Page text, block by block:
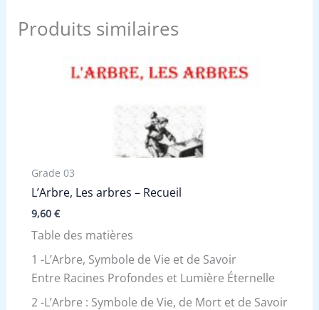
Produits similaires
Grade 03
L’Arbre, Les arbres – Recueil
9,60 €
Table des matières
1 -L’Arbre, Symbole de Vie et de Savoir
Entre Racines Profondes et Lumière Éternelle
2 -L’Arbre : Symbole de Vie, de Mort et de Savoir